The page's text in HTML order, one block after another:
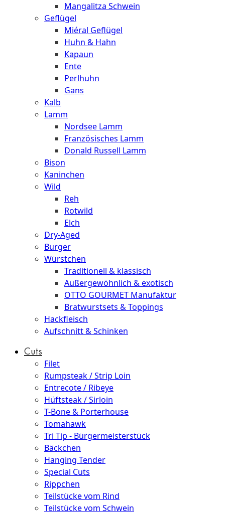
Mangalitza Schwein
Geflügel
Miéral Geflügel
Huhn & Hahn
Kapaun
Ente
Perlhuhn
Gans
Kalb
Lamm
Nordsee Lamm
Französisches Lamm
Donald Russell Lamm
Bison
Kaninchen
Wild
Reh
Rotwild
Elch
Dry-Aged
Burger
Würstchen
Traditionell & klassisch
Außergewöhnlich & exotisch
OTTO GOURMET Manufaktur
Bratwurstsets & Toppings
Hackfleisch
Aufschnitt & Schinken
Cuts
Filet
Rumpsteak / Strip Loin
Entrecote / Ribeye
Hüftsteak / Sirloin
T-Bone & Porterhouse
Tomahawk
Tri Tip - Bürgermeisterstück
Bäckchen
Hanging Tender
Special Cuts
Rippchen
Teilstücke vom Rind
Teilstücke vom Schwein